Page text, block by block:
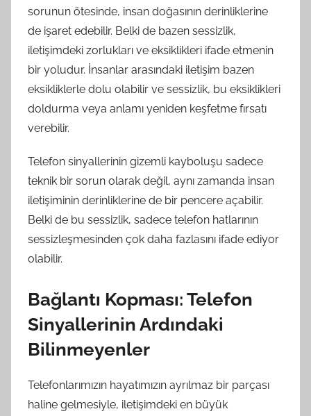
sorunun ötesinde, insan doğasının derinliklerine
de işaret edebilir. Belki de bazen sessizlik,
iletişimdeki zorlukları ve eksiklikleri ifade etmenin
bir yoludur. İnsanlar arasındaki iletişim bazen
eksikliklerle dolu olabilir ve sessizlik, bu eksiklikleri
doldurma veya anlamı yeniden keşfetme fırsatı
verebilir.
Telefon sinyallerinin gizemli kayboluşu sadece
teknik bir sorun olarak değil, aynı zamanda insan
iletişiminin derinliklerine de bir pencere açabilir.
Belki de bu sessizlik, sadece telefon hatlarının
sessizleşmesinden çok daha fazlasını ifade ediyor
olabilir.
Bağlantı Kopması: Telefon
Sinyallerinin Ardındaki
Bilinmeyenler
Telefonlarımızın hayatımızın ayrılmaz bir parçası
haline gelmesiyle, iletişimdeki en büyük